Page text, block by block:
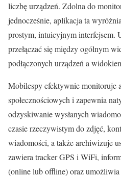
liczbę urządzeń. Zdolna do
jednocześnie, aplikacja ta
prostym, intuicyjnym interfejsem.
przełączać się między ogólnym
podłączonych urządzeń a
Mobilespy efektywnie monitoruje
społecznościowych i zapewnia
odzyskiwanie wysłanych
czasie rzeczywistym do zdjęć,
wiadomości, a także archiwizuje
zawiera tracker GPS i WiFi,
(online lub offline) oraz